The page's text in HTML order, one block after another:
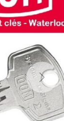
Next